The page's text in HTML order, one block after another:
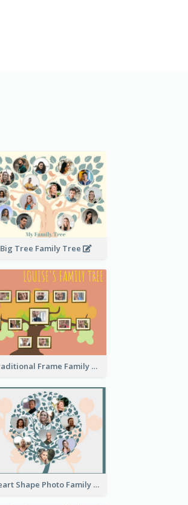
Big Tree Family Tree
Traditional Frame Family Tree with Pictures
Heart Shape Photo Family Tree